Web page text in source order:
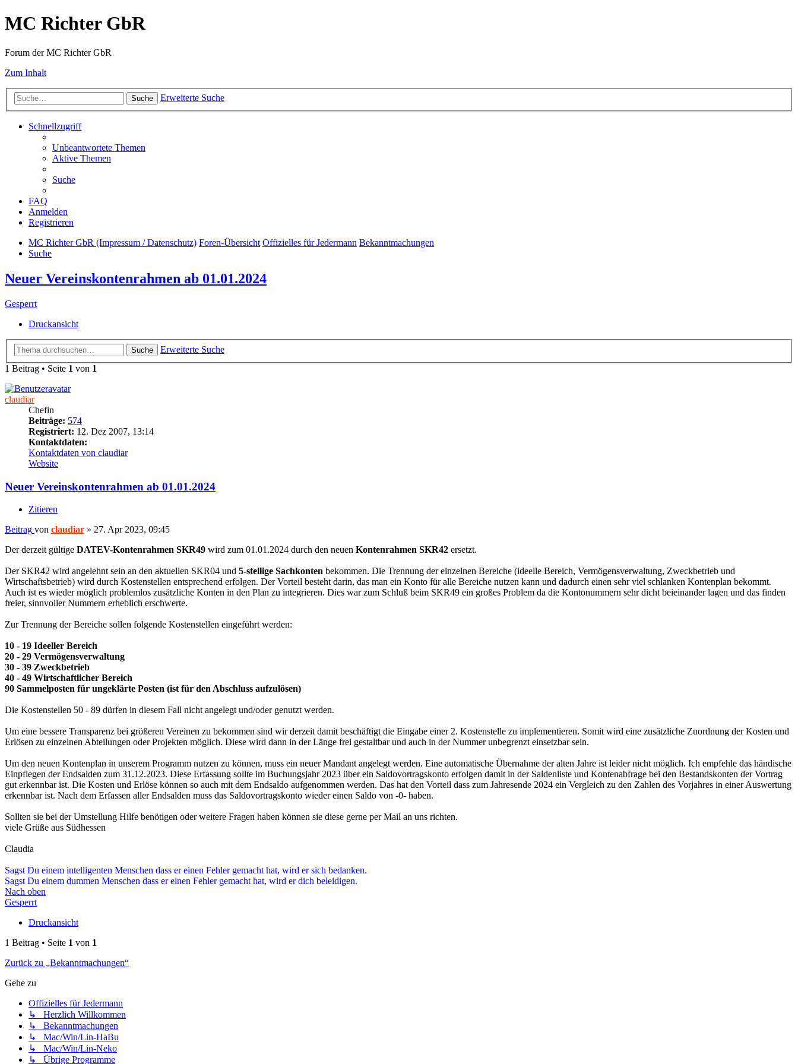
MC Richter GbR
Forum der MC Richter GbR
Zum Inhalt
Suche Erweiterte Suche
Schnellzugriff
Unbeantwortete Themen
Aktive Themen
Suche
FAQ
Anmelden
Registrieren
MC Richter GbR (Impressum / Datenschutz) Foren-Übersicht Offizielles für Jedermann Bekanntmachungen
Suche
Neuer Vereinskontenrahmen ab 01.01.2024
Gesperrt
Druckansicht
Suche
Erweiterte Suche
1 Beitrag • Seite 1 von 1
claudiar
Chefin
Beiträge: 574
Registriert: 12. Dez 2007, 13:14
Kontaktdaten:
Kontaktdaten von claudiar
Website
Neuer Vereinskontenrahmen ab 01.01.2024
Zitieren
Beitrag von claudiar » 27. Apr 2023, 09:45
Der derzeit gültige DATEV-Kontenrahmen SKR49 wird zum 01.01.2024 durch den neuen Kontenrahmen SKR42 ersetzt.
Der SKR42 wird angelehnt sein an den aktuellen SKR04 und 5-stellige Sachkonten bekommen. Die Trennung der einzelnen Bereiche (ideelle Bereich, Vermögensverwaltung, Zweckbetrieb und
Wirtschaftsbetrieb) wird durch Kostenstellen entsprechend erfolgen. Der Vorteil besteht darin, das man ein Konto für alle Bereiche nutzen kann und dadurch einen sehr viel schlanken Kontenplan bekommt.
Auch ist es wieder möglich problemlos zusätzliche Konten in den Plan zu integrieren. Dies war zum Schluß beim SKR49 ein großes Problem da die Kontonummern sehr dicht beieinander lagen und das finden
freier, sinnvoller Nummern erheblich erschwerte.
Zur Trennung der Bereiche sollen folgende Kostenstellen eingeführt werden:
10 - 19 Ideeller Bereich
20 - 29 Vermögensverwaltung
30 - 39 Zweckbetrieb
40 - 49 Wirtschaftlicher Bereich
90 Sammelposten für ungeklärte Posten (ist für den Abschluss aufzulösen)
Die Kostenstellen 50 - 89 dürfen in diesem Fall nicht angelegt und/oder genutzt werden.
Um eine bessere Transparenz bei größeren Vereinen zu bekommen sind wir derzeit damit beschäftigt die Eingabe einer 2. Kostenstelle zu implementieren. Somit wird eine zusätzliche Zuordnung der Kosten und
Erlösen zu einzelnen Abteilungen oder Projekten möglich. Diese wird dann in der Länge frei gestaltbar und auch in der Nummer unbegrenzt einsetzbar sein.
Um den neuen Kontenplan in unserem Programm nutzen zu können, muss ein neuer Mandant angelegt werden. Eine automatische Übernahme der alten Jahre ist leider nicht möglich. Ich empfehle das händische
Einpflegen der Endsalden zum 31.12.2023. Diese Erfassung sollte im Buchungsjahr 2023 über ein Saldovortragskonto erfolgen damit in der Saldenliste und Kontenabfrage bei den Bestandskonten der Vortrag
gut erkennbar ist. Die Kosten und Erlöse können so auch mit dem Endsaldo aufgenommen werden. Das hat den Vorteil dass zum Jahresende 2024 ein Vergleich zu den Zahlen des Vorjahres in einer Auswertung
erkennbar ist. Nach dem Erfassen aller Endsalden muss das Saldovortragskonto wieder einen Saldo von -0- haben.
Sollten sie bei der Umstellung Hilfe benötigen oder weitere Fragen haben können sie diese gerne per Mail an uns richten.
viele Grüße aus Südhessen
Claudia
Sagst Du einem intelligenten Menschen dass er einen Fehler gemacht hat, wird er sich bedanken.
Sagst Du einem dummen Menschen dass er einen Fehler gemacht hat, wird er dich beleidigen.
Nach oben
Gesperrt
Druckansicht
1 Beitrag • Seite 1 von 1
Zurück zu „Bekanntmachungen“
Gehe zu
Offizielles für Jedermann
↳ Herzlich Willkommen
↳ Bekanntmachungen
↳ Mac/Win/Lin-HaBu
↳ Mac/Win/Lin-Neko
↳ Übrige Programme